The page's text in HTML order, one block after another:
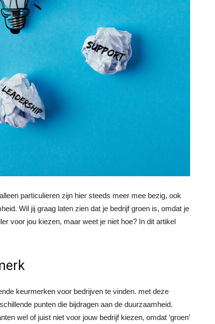
particulieren zijn hier steeds meer mee bezig, ook
Wil jij graag laten zien dat je bedrijf groen is, omdat je
voor jou kiezen, maar weet je niet hoe? In dit artikel
keurmerken voor bedrijven te vinden. met deze
punten die bijdragen aan de duurzaamheid.
wel of juist niet voor jouw bedrijf kiezen, omdat ‘groen’